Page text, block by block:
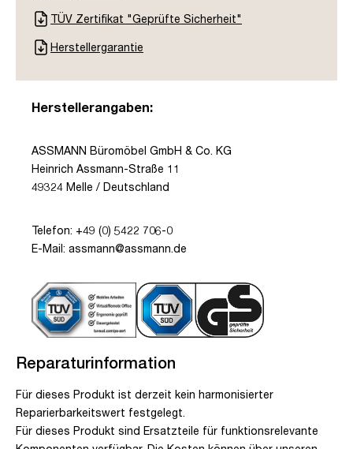
TÜV Zertifikat "Geprüfte Sicherheit"
Herstellergarantie
Herstellerangaben:
ASSMANN Büromöbel GmbH & Co. KG
Heinrich Assmann-Straße 11
49324 Melle / Deutschland
Telefon: +49 (0) 5422 706-0
E-Mail: assmann@assmann.de
Reparaturinformation
Für dieses Produkt ist derzeit kein harmonisierter
Reparierbarkeitswert festgelegt.
Für dieses Produkt sind Ersatzteile für funktionsrelevante